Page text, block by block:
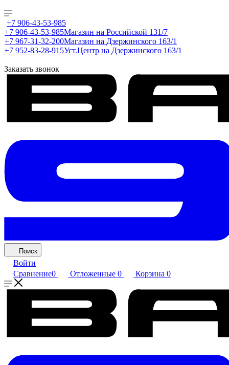
+7 906-43-53-985
+7 906-43-53-985Магазин на Российской 131/7
+7 967-31-32-200Магазин на Дзержинского 163/1
+7 952-83-28-915Уст.Центр на Дзержинского 163/1
Заказать звонок
Поиск
Войти
Сравнение0 Отложенные 0 Корзина 0